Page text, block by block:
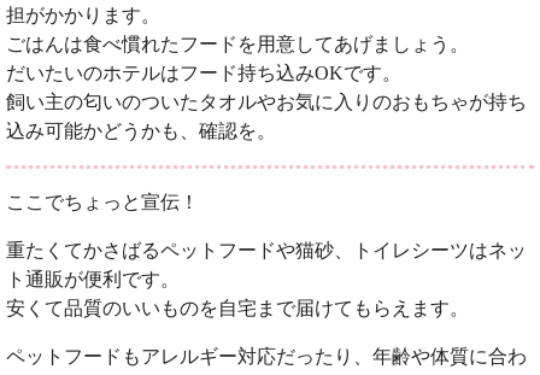
担がかかります。
ごはんは食べ慣れたフードを用意してあげましょう。
だいたいのホテルはフード持ち込みOKです。
飼い主の匂いのついたタオルやお気に入りのおもちゃが持ち
込み可能かどうかも、確認を。
ここでちょっと宣伝！
重たくてかさばるペットフードや猫砂、トイレシーツはネッ
ト通販が便利です。
安くて品質のいいものを自宅まで届けてもらえます。
ペットフードもアレルギー対応だったり、年齢や体質に合わ